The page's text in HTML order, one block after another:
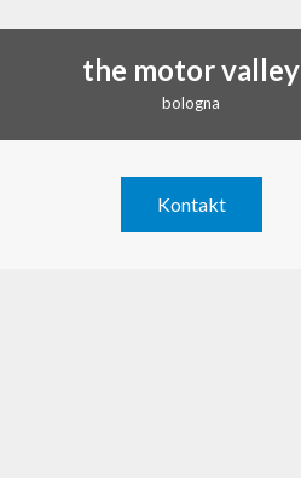
the motor valley
bologna
Kontakt